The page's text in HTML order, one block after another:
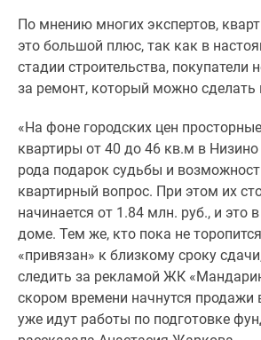
Новости
недвижимости
Новостройки
Ленинградской
области
ипотека
Квартиры
скидками
Новостройки
премиум-
класса
По мнению многих экспертов,
это большой плюс, так как в
стадии строительства, покупатели
за ремонт, который можно сделать
«На фоне городских цен
квартиры от 40 до 46 кв.м в Низино
рода подарок судьбы и
квартирный вопрос. При этом их
начинается от 1.84 млн. руб., и это
доме. Тем же, кто пока не
«привязан» к близкому сроку
следить за рекламой ЖК
скором времени начнутся продажи
уже идут работы по подготовке